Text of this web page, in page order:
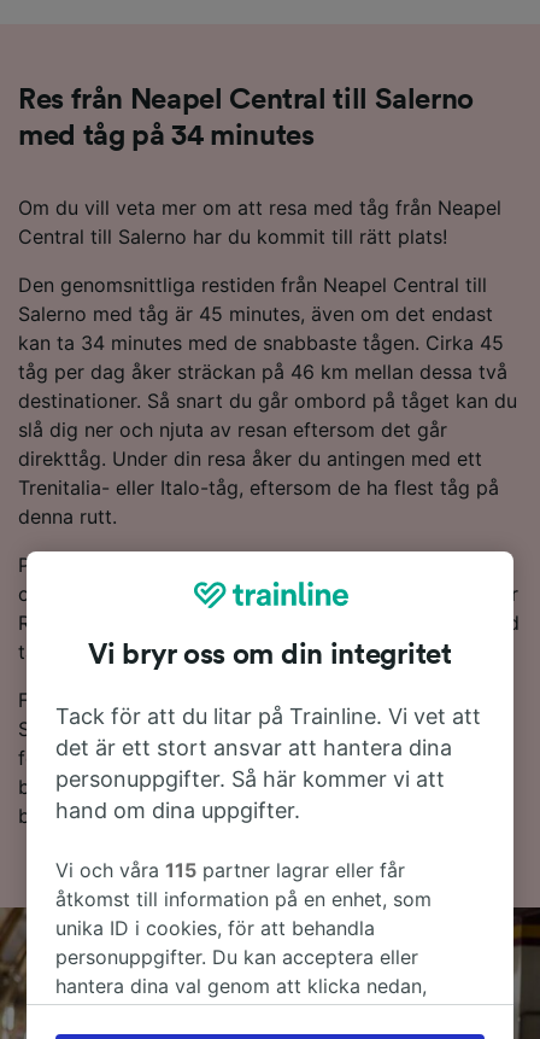
Res från Neapel Central till Salerno
med tåg på 34 minutes
Om du vill veta mer om att resa med tåg från Neapel
Central till Salerno har du kommit till rätt plats!
Den genomsnittliga restiden från Neapel Central till
Salerno med tåg är 45 minutes, även om det endast
kan ta 34 minutes med de snabbaste tågen. Cirka 45
tåg per dag åker sträckan på 46 km mellan dessa två
destinationer. Så snart du går ombord på tåget kan du
slå dig ner och njuta av resan eftersom det går
direkttåg. Under din resa åker du antingen med ett
Trenitalia- eller Italo-tåg, eftersom de ha flest tåg på
denna rutt.
Planera din resa och boka dina tågbiljetter på förhand
om du vill få de billigaste biljettpriserna. Sök bara i vår
Reseplanerare för att se de senaste biljettpriserna med
tåg från Neapel Central till Salerno.
Fortsätt läsa för mer information om tågresan till
Salerno, inklusive Vanliga frågor, tidtabeller med de
första och sista tågtiderna, samt tips på hur man
bokar billiga tågbiljetter. Om du känner dig redo att
boka kan du börja leta efter tågbiljetter hos oss idag.
Vi bryr oss om din integritet
Tack för att du litar på Trainline. Vi vet att
det är ett stort ansvar att hantera dina
personuppgifter. Så här kommer vi att
hand om dina uppgifter.
Vi och våra115 partner lagrar eller får
åtkomst till information på en enhet, som
unika ID i cookies, för att behandla
personuppgifter. Du kan acceptera eller
hantera dina val genom att klicka nedan,